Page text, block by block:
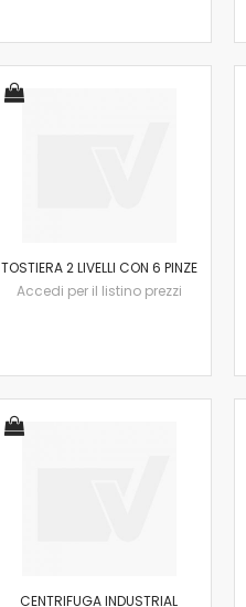
TOSTIERA 2 LIVELLI CON 6 PINZE
Accedi per il listino prezzi
CENTRIFUGA INDUSTRIAL